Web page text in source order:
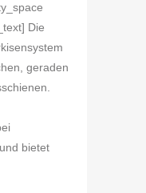
Die
geraden
bietet